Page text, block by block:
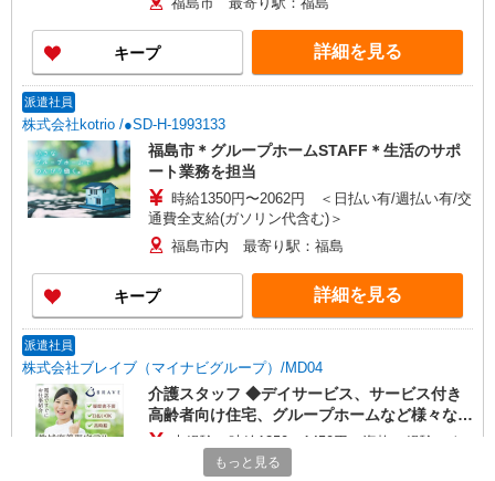
キープ 詳細を見る
派遣社員
株式会社kotrio /●SD-H-1993133
福島市＊グループホームSTAFF＊生活のサポ
ート業務を担当
時給1350円〜2062円 ＜日払い有/週払い有/交
通費全支給(ガソリン代含む)＞
福島市内 最寄り駅：福島
キープ 詳細を見る
派遣社員
株式会社ブレイブ（マイナビグループ）/MD04
介護スタッフ ◆デイサービス、サービス付き
高齢者向け住宅、グループホームなど様々な勤
務先から選べます。
未経験：時給1250〜1450円（資格・経験によ
る） 経験者：時給1450〜1650円（資格・経験によ
もっと見る